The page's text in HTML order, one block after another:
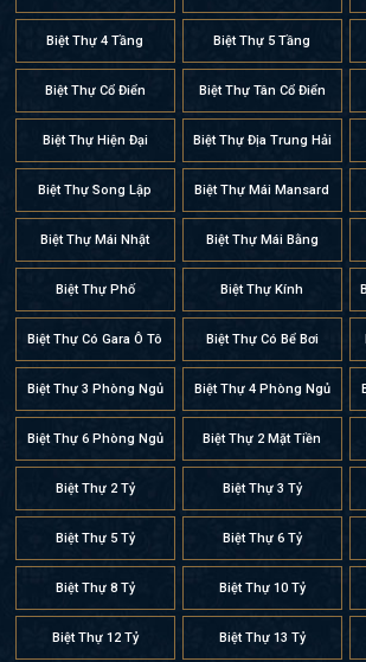
Biệt Thự 4 Tầng Biệt Thự 5 Tầng
Biệt Thự Cổ Điển Biệt Thự Tân Cổ Điển
Biệt Thự Hiện Đại Biệt Thự Địa Trung Hải
Biệt Thự Song Lập Biệt Thự Mái Mansard
Biệt Thự Mái Nhật Biệt Thự Mái Bằng
Biệt Thự Phố Biệt Thự Kính
Biệt Thự Có Gara Ô Tô Biệt Thự Có Bể Bơi
Biệt Thự 3 Phòng Ngủ Biệt Thự 4 Phòng Ngủ
Biệt Thự 6 Phòng Ngủ Biệt Thự 2 Mặt Tiền
Biệt Thự 2 Tỷ Biệt Thự 3 Tỷ
Biệt Thự 5 Tỷ Biệt Thự 6 Tỷ
Biệt Thự 8 Tỷ Biệt Thự 10 Tỷ
Biệt Thự 12 Tỷ Biệt Thự 13 Tỷ